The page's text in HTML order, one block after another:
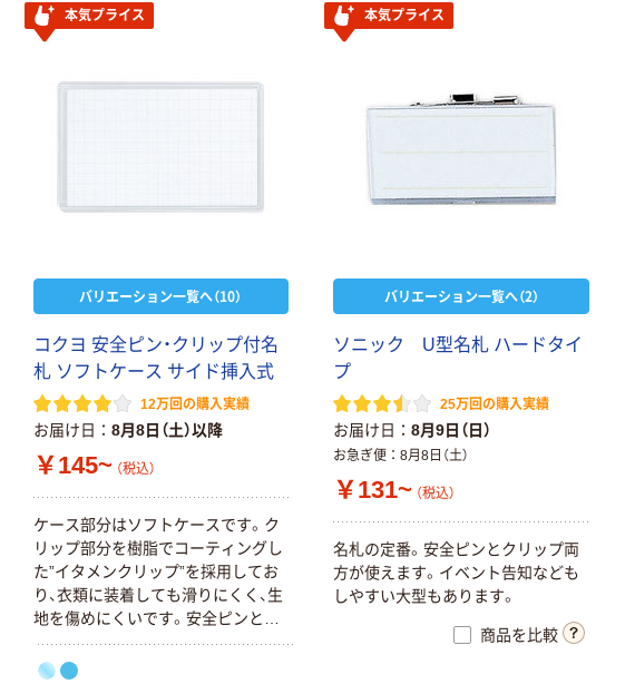
本気プライス
バリエーション一覧へ（10）
コクヨ 安全ピン・クリップ付名
札 ソフトケース サイド挿入式
12万回の購入実績
お届け日 8月8日（土）以降
￥145~ （税込）
ケース部分はソフトケースです。ク
リップ部分を樹脂でコーティングし
た”イタメンクリップ”を採用してお
り、衣類に装着しても滑りにくく、生
地を傷めにくいです。安全ピンとク
リップがついた両用型です。サイド
についたフラップ部分から挿入する
本気プライス
バリエーション一覧へ（2）
ソニック U型名札 ハードタイ
プ
25万回の購入実績
お届け日 8月9日（日）
お急ぎ便 8月8日（土）
￥131~ （税込）
名札の定番。安全ピンとクリップ両
方が使えます。イベント告知なども
しやすい大型もあります。
商品を比較